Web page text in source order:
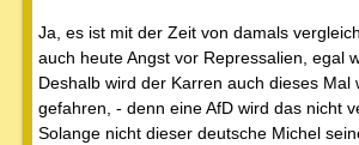
Ja, es ist mit der Zeit von damals
auch heute Angst vor Repressalien, egal
Deshalb wird der Karren auch dieses Mal
gefahren, - denn eine AfD wird das nicht
Solange nicht dieser deutsche Michel